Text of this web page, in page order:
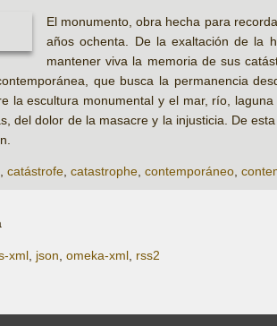
El monumento, obra hecha para
años ochenta. De la exaltación de la
mantener viva la memoria de sus
que busca la permanencia
la escultura monumental y el mar, río,
del dolor de la masacre y la injusticia. De
catástrofe catastrophe contemporáneo
xml, json, omeka-xml, rss2